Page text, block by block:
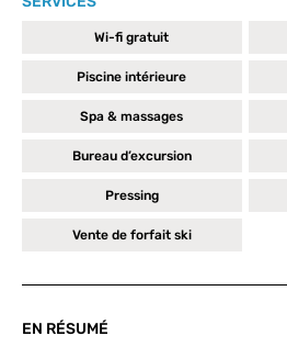
Wi-fi gratuit
Piscine intérieure
Spa & massages
Bureau d’excursion
Pressing
Vente de forfait ski
EN RÉSUMÉ